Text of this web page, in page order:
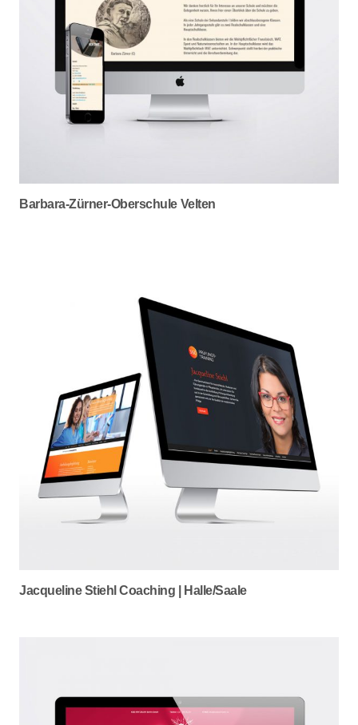
Barbara-Zürner-Oberschule Velten
Jacqueline Stiehl Coaching | Halle/Saale